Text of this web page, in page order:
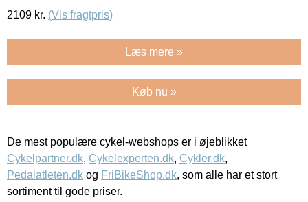
2109 kr. (Vis fragtpris)
Læs mere »
Køb nu »
De mest populære cykel-webshops er i øjeblikket
Cykelpartner.dk, Cykelexperten.dk, Cykler.dk,
Pedalatleten.dk og FriBikeShop.dk, som alle har et stort
sortiment til gode priser.